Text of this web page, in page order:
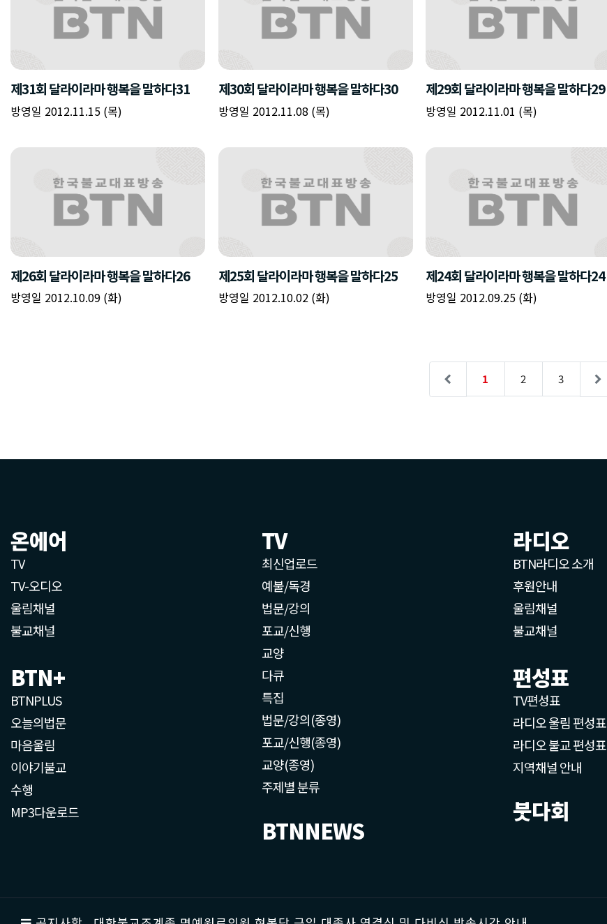
온에어
TV
TV-오디오
울림채널
불교채널
BTN+
BTNPLUS
오늘의법문
마음울림
이야기불교
수행
MP3다운로드
TV
최신업로드
예불/독경
법문/강의
포교/신행
교양
다큐
특집
법문/강의(종영)
포교/신행(종영)
교양(종영)
주제별 분류
BTNNEWS
라디오
BTN라디오 소개
후원안내
울림채널
불교채널
편성표
TV편성표
라디오 울림 편성표
라디오 불교 편성표
지역채널 안내
붓다회